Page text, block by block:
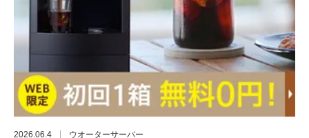
2026.06.4 ウオーターサーバー